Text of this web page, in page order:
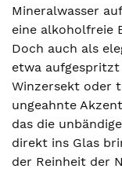
Mineralwasser
eine alkoholfreie
Doch auch als
etwa
Winzersekt oder
ungeahnte
das die
direkt ins Glas
der Reinheit der